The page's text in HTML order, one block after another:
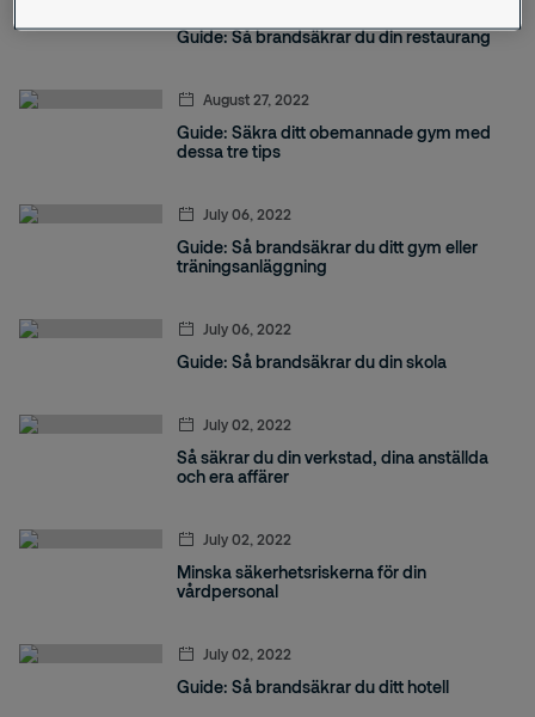
Guide: Så brandsäkrar du din restaurang
August 27, 2022
Guide: Säkra ditt obemannade gym med
dessa tre tips
July 06, 2022
Guide: Så brandsäkrar du ditt gym eller
träningsanläggning
July 06, 2022
Guide: Så brandsäkrar du din skola
July 02, 2022
Så säkrar du din verkstad, dina anställda
och era affärer
July 02, 2022
Minska säkerhetsriskerna för din
vårdpersonal
July 02, 2022
Guide: Så brandsäkrar du ditt hotell